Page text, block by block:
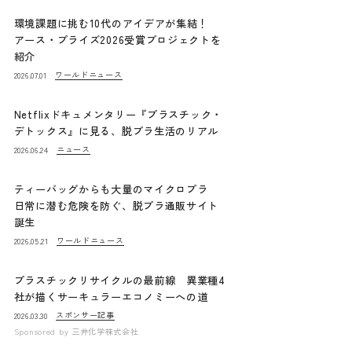
環境課題に挑む10代のアイデアが集結！
アース・プライズ2026受賞プロジェクトを
紹介
2026.07.01 ワールドニュース
Netflixドキュメンタリー『プラスチック・
デトックス』に見る、脱プラ生活のリアル
2026.06.24 ニュース
ティーバッグからも大量のマイクロプラ
日常に潜む危険を防ぐ、脱プラ通販サイト
誕生
2026.05.21 ワールドニュース
プラスチックリサイクルの最前線 異業種4
社が描くサーキュラーエコノミーへの道
2026.03.30
スポンサー記事
Sponsored by 三井化学株式会社